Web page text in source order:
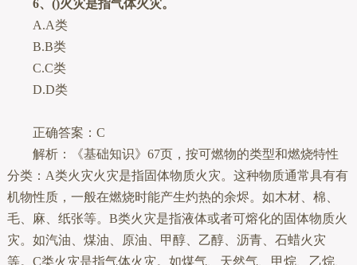
6、()火灾是指气体火灾。
A.A类
B.B类
C.C类
D.D类
正确答案：C
解析：《基础知识》67页，按可燃物的类型和燃烧特性
分类：A类火灾火灾是指固体物质火灾。这种物质通常具有有
机物性质，一般在燃烧时能产生灼热的余烬。如木材、棉、
毛、麻、纸张等。B类火灾是指液体或者可熔化的固体物质火
灾。如汽油、煤油、原油、甲醇、乙醇、沥青、石蜡火灾
等。C类火灾是指气体火灾。如煤气、天然气、甲烷、乙烷、